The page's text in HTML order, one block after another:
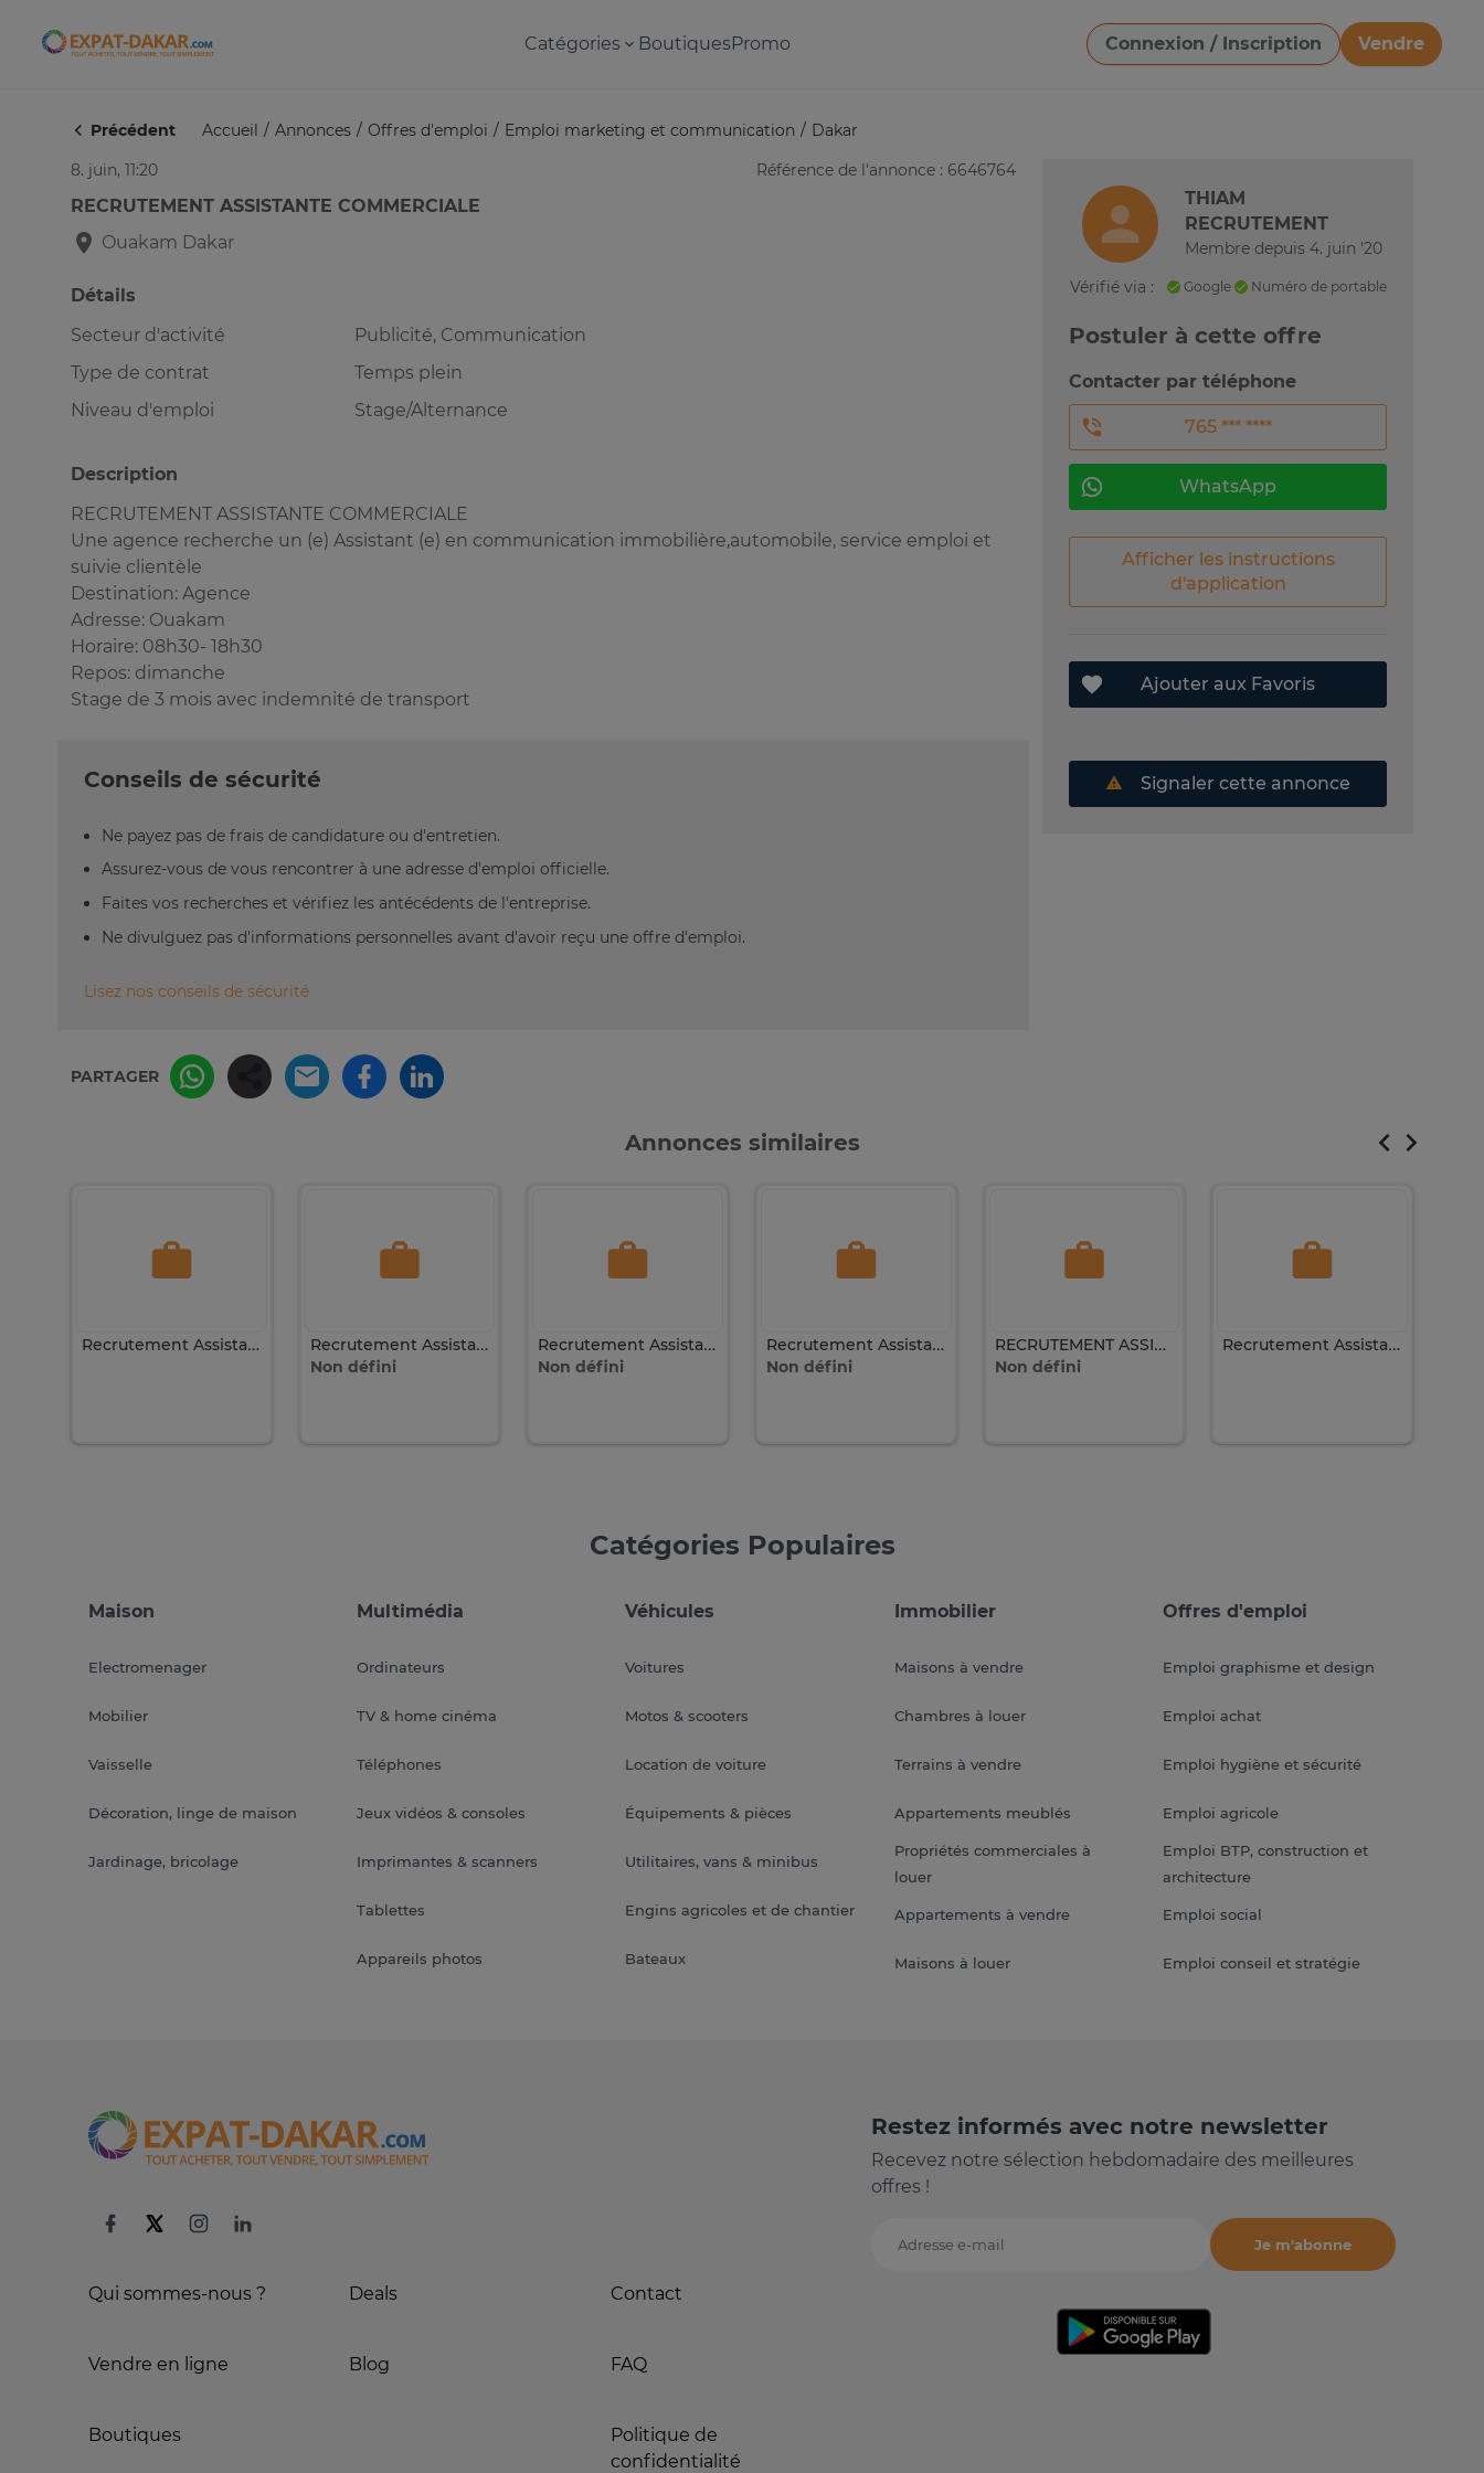
Expat-Dakar Catégories BoutiquesPromo Connexion / Inscription
Vendre
Télécharger une image
Précédent Accueil Annonces Offres d'emploi Emploi marketing et communication Dakar
8. juin, 11:20 Référence de l'annonce : 6646764
RECRUTEMENT ASSISTANTE COMMERCIALE
Ouakam Dakar
Détails
Secteur d'activité
Publicité, Communication
Type de contrat
Temps plein
Niveau d'emploi
Stage/Alternance
Description
RECRUTEMENT ASSISTANTE COMMERCIALE
Une agence recherche un (e) Assistant (e) en communication immobilière,automobile, service emploi et
suivie clientèle
Destination: Agence
Adresse: Ouakam
Horaire: 08h30- 18h30
Repos: dimanche
Stage de 3 mois avec indemnité de transport
Conseils de sécurité
Ne payez pas de frais de candidature ou d'entretien.
Assurez-vous de vous rencontrer à une adresse d'emploi officielle.
Faites vos recherches et vérifiez les antécédents de l'entreprise.
Ne divulguez pas d'informations personnelles avant d'avoir reçu une offre d'emploi.
Lisez nos conseils de sécurité
PARTAGER
THIAM
RECRUTEMENT
Membre depuis 4. juin '20
Vérifié via :
Google Numéro de portable
Postuler à cette offre
Contacter par téléphone
765 *** ****
WhatsApp
Afficher les instructions
d'application
Ajouter aux Favoris
Signaler cette annonce
Annonces similaires
Recrutement Assistante Commerciale
Recrutement Assistante commerciale expérimentée
Non défini
Recrutement Assistante commerciale expérimentée
Non défini
Recrutement Assistante commerciale expérimentée
Non défini
RECRUTEMENT ASSISTANTE COMMERCIALE
Non défini
Recrutement Assistante commerciale expérimentée
Catégories Populaires
Maison
Electromenager
Mobilier
Vaisselle
Décoration, linge de maison
Jardinage, bricolage
Multimédia
Ordinateurs
TV & home cinéma
Téléphones
Jeux vidéos & consoles
Imprimantes & scanners
Tablettes
Appareils photos
Véhicules
Voitures
Motos & scooters
Location de voiture
Équipements & pièces
Utilitaires, vans & minibus
Engins agricoles et de chantier
Bateaux
Immobilier
Maisons à vendre
Chambres à louer
Terrains à vendre
Appartements meublés
Propriétés commerciales à
louer
Appartements à vendre
Maisons à louer
Offres d'emploi
Emploi graphisme et design
Emploi achat
Emploi hygiène et sécurité
Emploi agricole
Emploi BTP, construction et
architecture
Emploi social
Emploi conseil et stratégie
Qui sommes-nous ?
Vendre en ligne
Boutiques
Deals
Blog
Contact
FAQ
Politique de
confidentialité
Restez informés avec notre newsletter
Recevez notre sélection hebdomadaire des meilleures
offres !
Adresse e-mail
Je m'abonne